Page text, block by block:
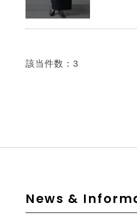
該当件数：3
News &